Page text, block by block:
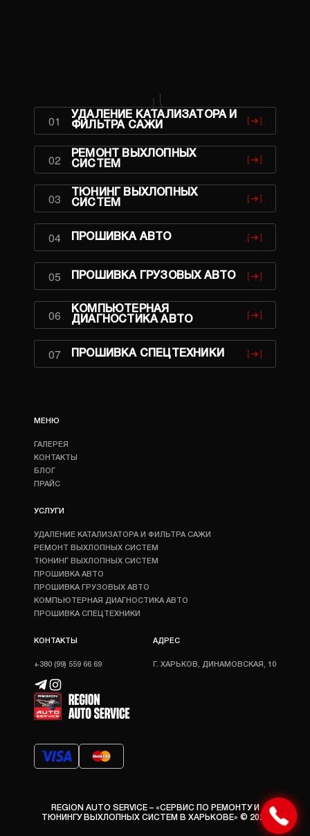
01
УДАЛЕНИЕ КАТАЛИЗАТОРА И
ФИЛЬТРА САЖИ
02
РЕМОНТ ВЫХЛОПНЫХ
СИСТЕМ
03
ТЮНИНГ ВЫХЛОПНЫХ
СИСТЕМ
04 ПРОШИВКА АВТО
05 ПРОШИВКА ГРУЗОВЫХ АВТО
06
КОМПЬЮТЕРНАЯ
ДИАГНОСТИКА АВТО
07 ПРОШИВКА СПЕЦТЕХНИКИ
УСЛУГИ
УДАЛЕНИЕ КАТАЛИЗАТОРА И ФИЛЬТРА САЖИ
РЕМОНТ ВЫХЛОПНЫХ СИСТЕМ
ТЮНИНГ ВЫХЛОПНЫХ СИСТЕМ
ПРОШИВКА АВТО
ПРОШИВКА ГРУЗОВЫХ АВТО
КОМПЬЮТЕРНАЯ ДИАГНОСТИКА АВТО
ПРОШИВКА СПЕЦТЕХНИКИ
МЕНЮ
ГАЛЕРЕЯ
КОНТАКТЫ
БЛОГ
ПРАЙС
КОНТАКТЫ
+380 (99) 559 66 69
АДРЕС
Г. ХАРЬКОВ, ДИНАМОВСКАЯ, 10
REGION AUTO SERVICE – «СЕРВИС ПО РЕМОНТУ И
ТЮНИНГУ ВЫХЛОПНЫХ СИСТЕМ В ХАРЬКОВЕ» © 2026